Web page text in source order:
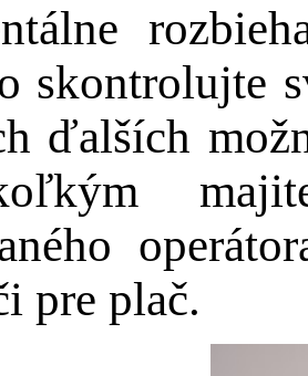
skontrolujte
ďalších
pre plač.